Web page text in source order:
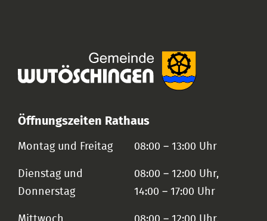
Öffnungszeiten Rathaus
Montag und Freitag 08:00 – 13:00 Uhr
Dienstag und
Donnerstag
08:00 – 12:00 Uhr,
14:00 – 17:00 Uhr